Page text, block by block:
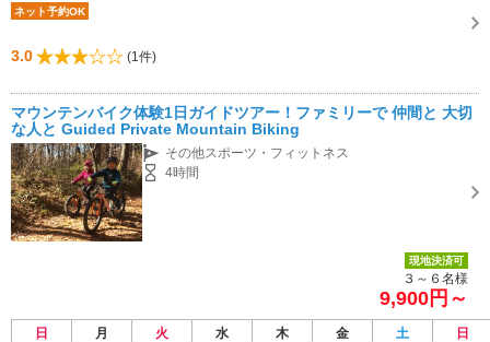
ネット予約OK
3.0 (1件)
マウンテンバイク体験1日ガイドツアー！ファミリーで 仲間と 大切
な人と Guided Private Mountain Biking
その他スポーツ・フィットネス
4時間
現地決済可
３～６名様
9,900円～
日 月 火 水 木 金 土
日